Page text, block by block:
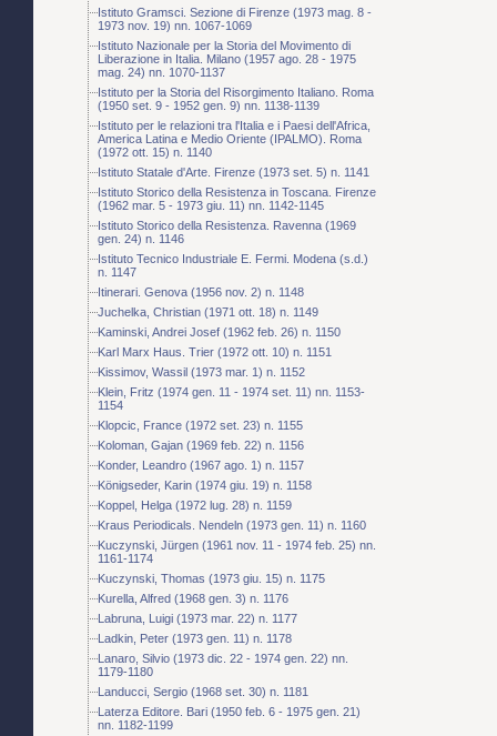
Istituto Gramsci. Sezione di Firenze (1973 mag. 8 -
1973 nov. 19) nn. 1067-1069
Istituto Nazionale per la Storia del Movimento di
Liberazione in Italia. Milano (1957 ago. 28 - 1975
mag. 24) nn. 1070-1137
Istituto per la Storia del Risorgimento Italiano. Roma
(1950 set. 9 - 1952 gen. 9) nn. 1138-1139
Istituto per le relazioni tra l'Italia e i Paesi dell'Africa,
America Latina e Medio Oriente (IPALMO). Roma
(1972 ott. 15) n. 1140
Istituto Statale d'Arte. Firenze (1973 set. 5) n. 1141
Istituto Storico della Resistenza in Toscana. Firenze
(1962 mar. 5 - 1973 giu. 11) nn. 1142-1145
Istituto Storico della Resistenza. Ravenna (1969
gen. 24) n. 1146
Istituto Tecnico Industriale E. Fermi. Modena (s.d.)
n. 1147
Itinerari. Genova (1956 nov. 2) n. 1148
Juchelka, Christian (1971 ott. 18) n. 1149
Kaminski, Andrei Josef (1962 feb. 26) n. 1150
Karl Marx Haus. Trier (1972 ott. 10) n. 1151
Kissimov, Wassil (1973 mar. 1) n. 1152
Klein, Fritz (1974 gen. 11 - 1974 set. 11) nn. 1153-
1154
Klopcic, France (1972 set. 23) n. 1155
Koloman, Gajan (1969 feb. 22) n. 1156
Konder, Leandro (1967 ago. 1) n. 1157
Königseder, Karin (1974 giu. 19) n. 1158
Koppel, Helga (1972 lug. 28) n. 1159
Kraus Periodicals. Nendeln (1973 gen. 11) n. 1160
Kuczynski, Jürgen (1961 nov. 11 - 1974 feb. 25) nn.
1161-1174
Kuczynski, Thomas (1973 giu. 15) n. 1175
Kurella, Alfred (1968 gen. 3) n. 1176
Labruna, Luigi (1973 mar. 22) n. 1177
Ladkin, Peter (1973 gen. 11) n. 1178
Lanaro, Silvio (1973 dic. 22 - 1974 gen. 22) nn.
1179-1180
Landucci, Sergio (1968 set. 30) n. 1181
Laterza Editore. Bari (1950 feb. 6 - 1975 gen. 21)
nn. 1182-1199